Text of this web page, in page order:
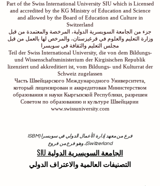
Part of the Swiss International University SIU which is Licensed
and accredited by the KG Ministry of Education and Science
and allowed by the Board of Education and Culture in
Switzerland
جزء من الجامعة السويسرية الدولية، المرخصة والمعتمدة من قبل
وزارة التعليم والعلوم في قرغيزستان، والمرخص لها بالعمل من قبل
مجلس التعليم والثقافة في سويسرا
Teil der Swiss International University, die von dem Bildungs-
und Wissenschaftsministerium der Kirgisischen Republik
lizenziert und akkreditiert ist, vom Bildungs- und Kulturrat der
Schweiz zugelassen
Часть Швейцарского Международного Университета,
который лицензирован и аккредитован Министерством
образования и науки Кыргызской Республики, разрешен
Советом по образованию и культуре Швейцарии
www.swissuniversity.com
فرع من معهد إدارة الأعمال الدولي في سويسرا (ISBM
Switzerland)، وهو فرع من فروع
الجامعة السويسرية الدولية SIU
التصنيفات العالمية والاعتراف الدولي